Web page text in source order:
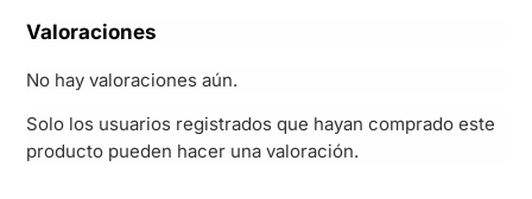
Valoraciones
No hay valoraciones aún.
Solo los usuarios registrados que hayan comprado este
producto pueden hacer una valoración.